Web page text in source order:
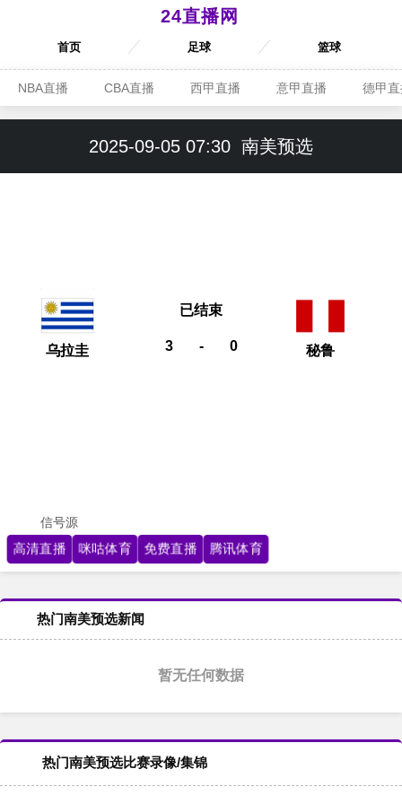
24直播网
首页 足球 篮球
NBA直播 CBA直播 西甲直播 意甲直播 德甲
2025-09-05 07:30 南美预选
乌拉圭 3 - 0
已结束
秘鲁
信号源
高清直播 咪咕体育 免费直播 腾讯体育
热门南美预选新闻
暂无任何数据
热门南美预选比赛录像/集锦